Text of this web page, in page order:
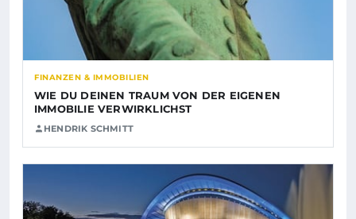
FINANZEN & IMMOBILIEN
WIE DU DEINEN TRAUM VON DER EIGENEN
IMMOBILIE VERWIRKLICHST
HENDRIK SCHMITT